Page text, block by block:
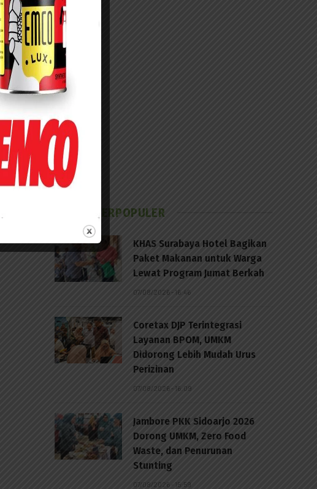
BERITA TERPOPULER
KHAS Surabaya Hotel Bagikan
Paket Makanan untuk Warga
Lewat Program Jumat Berkah
07/08/2026 - 16:46
Coretax DJP Terintegrasi
Layanan BPOM, UMKM
Didorong Lebih Mudah Urus
Perizinan
07/08/2026 - 16:09
Jambore PKK Sidoarjo 2026
Dorong UMKM, Zero Food
Waste, dan Penurunan
Stunting
07/08/2026 - 15:59